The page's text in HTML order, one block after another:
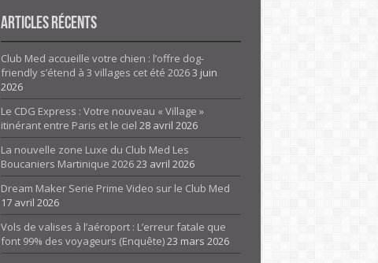
Articles Récents
Club Med accueille votre chien : l’offre dog-
friendly s’étend à 3 villages cet été 20263 juin
2026
Le CDG Express : Votre nouveau « Village »
itinérant entre Paris et le ciel 28 avril 2026
La nouvelle zone Luxe du Club Med Les
Boucaniers Martinique 202623 avril 2026
Dream Maker Serie Prime Video sur le Club Med
17 avril 2026
Vols de valises à l’aéroport : L’erreur fatale que
font 99% des voyageurs (Enquête)23 mars 2026